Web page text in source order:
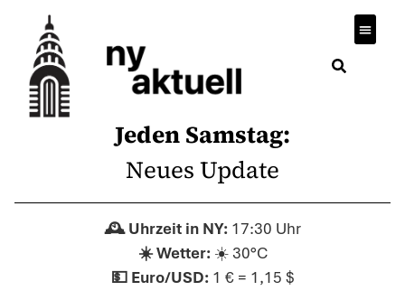
Jeden Samstag:
Neues Update
17:30 Uhr
☀️ 30°C
1 € = 1,15 $